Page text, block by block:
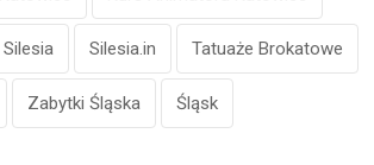
Silesia Silesia.in Tatuaże Brokatowe
Zabytki Śląska Śląsk